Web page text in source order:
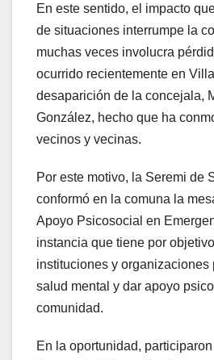
En este sentido, el impacto
de situaciones interrumpe la
muchas veces involucra
ocurrido recientemente en
desaparición de la concejala,
González, hecho que ha
vecinos y vecinas.
Por este motivo, la Seremi de
conformó en la comuna la
Apoyo Psicosocial en
instancia que tiene por
instituciones y organizaciones
salud mental y dar apoyo
comunidad.
En la oportunidad,